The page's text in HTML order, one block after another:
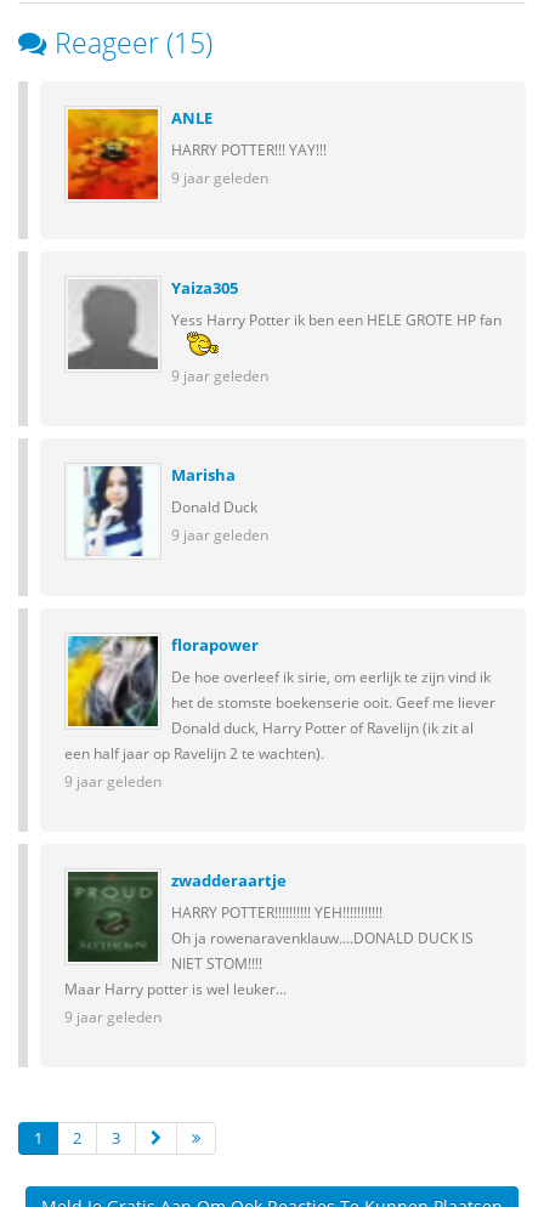
Reageer (15)
ANLE
HARRY POTTER!!! YAY!!!
9 jaar geleden
Yaiza305
Yess Harry Potter ik ben een HELE GROTE HP fan
9 jaar geleden
Marisha
Donald Duck
9 jaar geleden
florapower
De hoe overleef ik sirie, om eerlijk te zijn vind ik
het de stomste boekenserie ooit. Geef me liever
Donald duck, Harry Potter of Ravelijn (ik zit al
een half jaar op Ravelijn 2 te wachten).
9 jaar geleden
zwadderaartje
HARRY POTTER!!!!!!!!!! YEH!!!!!!!!!!!
Oh ja rowenaravenklauw....DONALD DUCK IS
NIET STOM!!!!
Maar Harry potter is wel leuker...
9 jaar geleden
1 2 3